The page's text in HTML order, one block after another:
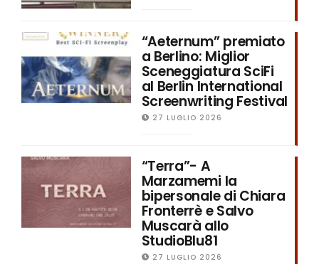
“Aeternum” premiato
a Berlino: Miglior
Sceneggiatura SciFi
al Berlin International
Screenwriting Festival
27 LUGLIO 2026
“Terra”- A
Marzamemi la
bipersonale di Chiara
Fronterrè e Salvo
Muscarà allo
StudioBlu81
27 LUGLIO 2026